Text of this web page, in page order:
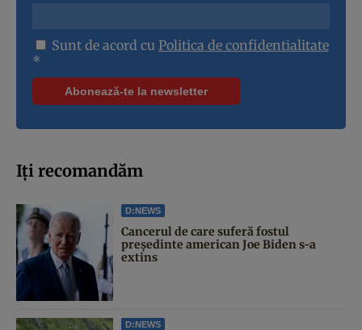
Sunt de acord cu Politica de confidentialitate
*
Iți recomandăm
D:NEWS
Cancerul de care suferă fostul
președinte american Joe Biden s-a
extins
D:NEWS